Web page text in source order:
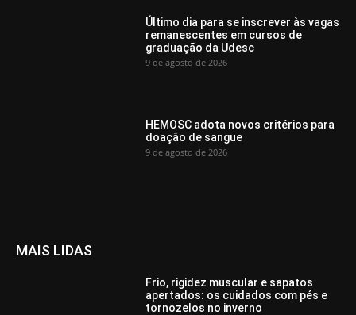
Último dia para se inscrever às vagas
remanescentes em cursos de
graduação da Udesc
9 de agosto de 2026
HEMOSC adota novos critérios para
doação de sangue
9 de agosto de 2026
MAIS LIDAS
Frio, rigidez muscular e sapatos
apertados: os cuidados com pés e
tornozelos no inverno